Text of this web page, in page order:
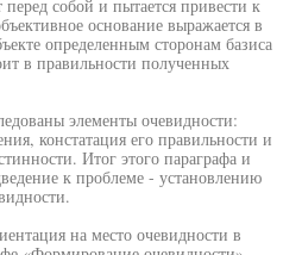
перед собой и пытается привести к
основание выражается в
определенным сторонам базиса
в правильности полученных
элементы очевидности:
констатация его правильности и
Итог этого параграфа и
к проблеме - установлению
на место очевидности в